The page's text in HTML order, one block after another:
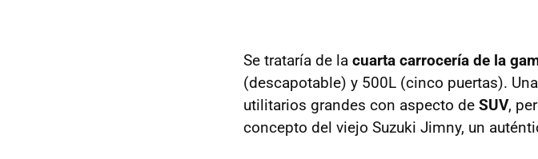
Se trataría de la cuarta carrocería de la
(descapotable) y 500L (cinco puertas).
utilitarios grandes con aspecto de SUV,
concepto del viejo Suzuki Jimny, un